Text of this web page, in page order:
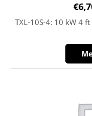
€
TXL-10S-4: 10 kW 4